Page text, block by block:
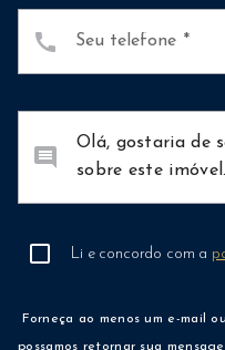
Seu telefone
call
comment
Li e concordo com a
Forneça ao menos um e-mail
possamos retornar sua